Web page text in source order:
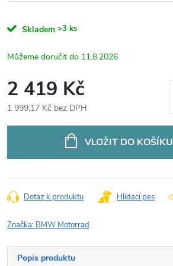
Skladem >3 ks
11.8.2026
2 419 Kč
1 999,17 Kč bez DPH
VLOŽIT DO KOŠÍKU
Dotaz k produktu Hlídací pes
Značka: BMW Motorrad
Popis produktu